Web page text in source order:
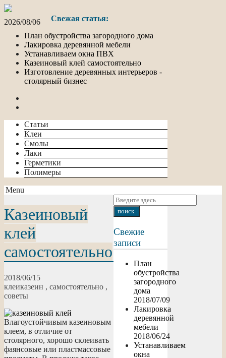
2026/08/06
Свежая статья:
План обустройства загородного дома
Лакировка деревянной мебели
Устанавливаем окна ПВХ
Казеиновый клей самостоятельно
Изготовление деревянных интерьеров -
столярный бизнес
Статьи
Клеи
Смолы
Лаки
Герметики
Полимеры
Menu
Свежие
записи
План
обустройства
загородного
дома
2018/07/09
Лакировка
деревянной
мебели
2018/06/24
Устанавливаем
окна
Казеиновый
клей
самостоятельно
2018/06/15
клеиказеин , самостоятельно ,
советы
Влагоустойчивым казеиновым
клеем, в отличие от
столярного, хорошо склеивать
фаянсовые или пластмассовые